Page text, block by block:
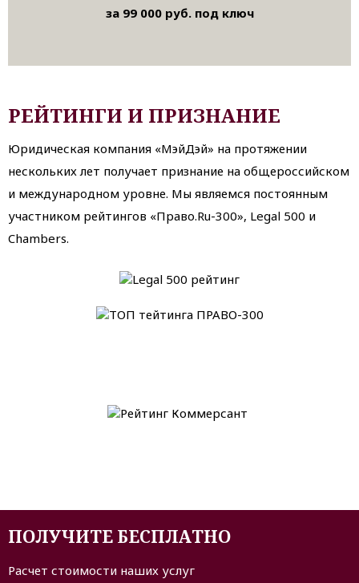
за 99 000 руб. под ключ
РЕЙТИНГИ И ПРИЗНАНИЕ
Юридическая компания «МэйДэй» на протяжении
нескольких лет получает признание на общероссийском
и международном уровне. Мы являемся постоянным
участником рейтингов «Право.Ru-300», Legal 500 и
Chambers.
ПОЛУЧИТЕ БЕСПЛАТНО
Расчет стоимости наших услуг